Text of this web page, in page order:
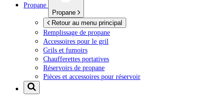
Propane
Propane
Retour au menu principal
Remplissage de propane
Accessoires pour le gril
Grils et fumoirs
Chaufferettes portatives
Réservoirs de propane
Pièces et accessoires pour réservoir